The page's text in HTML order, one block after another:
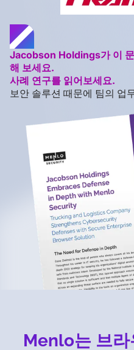
Jacobson Holdings가 이
해 보세요.
사례 연구를 읽어보세요.
보안 솔루션 때문에 팀의 업
Menlo는 브라